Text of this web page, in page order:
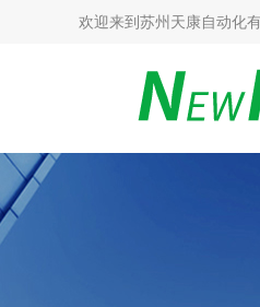
欢迎来到 苏州天康自动化